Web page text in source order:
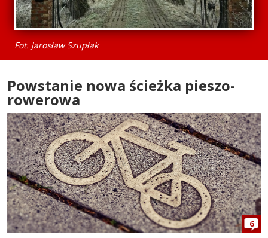
Fot. Jarosław Szupłak
Powstanie nowa ścieżka pieszo-
rowerowa
6